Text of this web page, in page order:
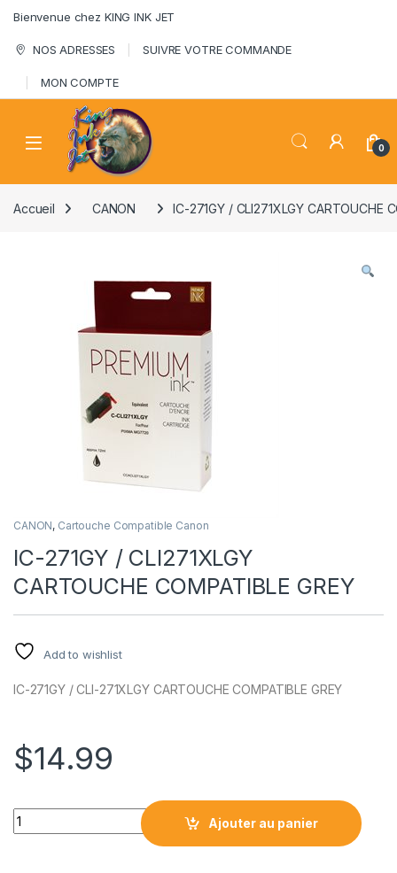
Bienvenue chez KING INK JET
NOS ADRESSES SUIVRE VOTRE COMMANDE
MON COMPTE
0
Accueil CANON IC-271GY / CLI271XLGY CARTOUCHE
CANON, Cartouche Compatible Canon
IC-271GY / CLI271XLGY
CARTOUCHE COMPATIBLE GREY
Add to wishlist
IC-271GY / CLI-271XLGY CARTOUCHE COMPATIBLE GREY
$14.99
IC-271GY / CLI271XLGY CARTOUCHE COMPATIBLE GREY
Ajouter au panier